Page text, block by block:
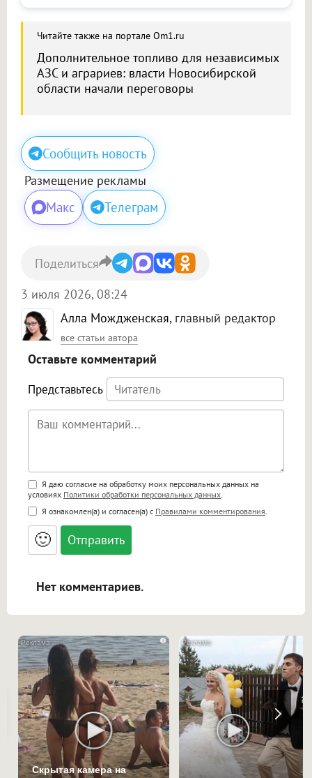
Читайте также на портале Om1.ru
Дополнительное топливо для независимых
АЗС и аграриев: власти Новосибирской
области начали переговоры
Сообщить новость
Размещение рекламы
Макс Телеграм
Алла Мождженская, главный редактор
все статьи автора
3 июля 2026, 08:24
Поделиться
Оставьте комментарий
Представьтесь
Поддержка HTML
<b>, <strong>, <u>, <i>, <em>, <s>, <big>,
<small>, <sup>, <sub>, <pre>, <ul>, <ol>, <li>,
<blockquote>, <code> экранирует HTML,
адреса URL автоматически становятся
ссылками, и [img]адрес[/img] будет
Я даю согласие на обработку моих персональных данных на
условиях Политики обработки персональных данных
Я ознакомлен(а) и согласен(а) с Правилами комментирования
🙂
Нет комментариев.
i
Скрытая камера на